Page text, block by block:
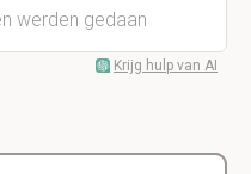
werden gedaan
Krijg hulp van AI